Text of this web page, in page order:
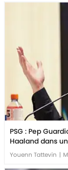
PSG : Pep
Haaland dans
Youenn Tattevin |